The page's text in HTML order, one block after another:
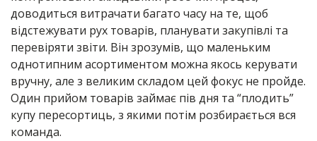
доводиться витрачати багато часу на те, щоб
відстежувати рух товарів, планувати закупівлі та
перевіряти звіти. Він зрозумів, що маленьким
однотипним асортиментом можна якось керувати
вручну, але з великим складом цей фокус не пройде.
Один прийом товарів займає пів дня та “плодить”
купу пересортиць, з якими потім розбирається вся
команда.